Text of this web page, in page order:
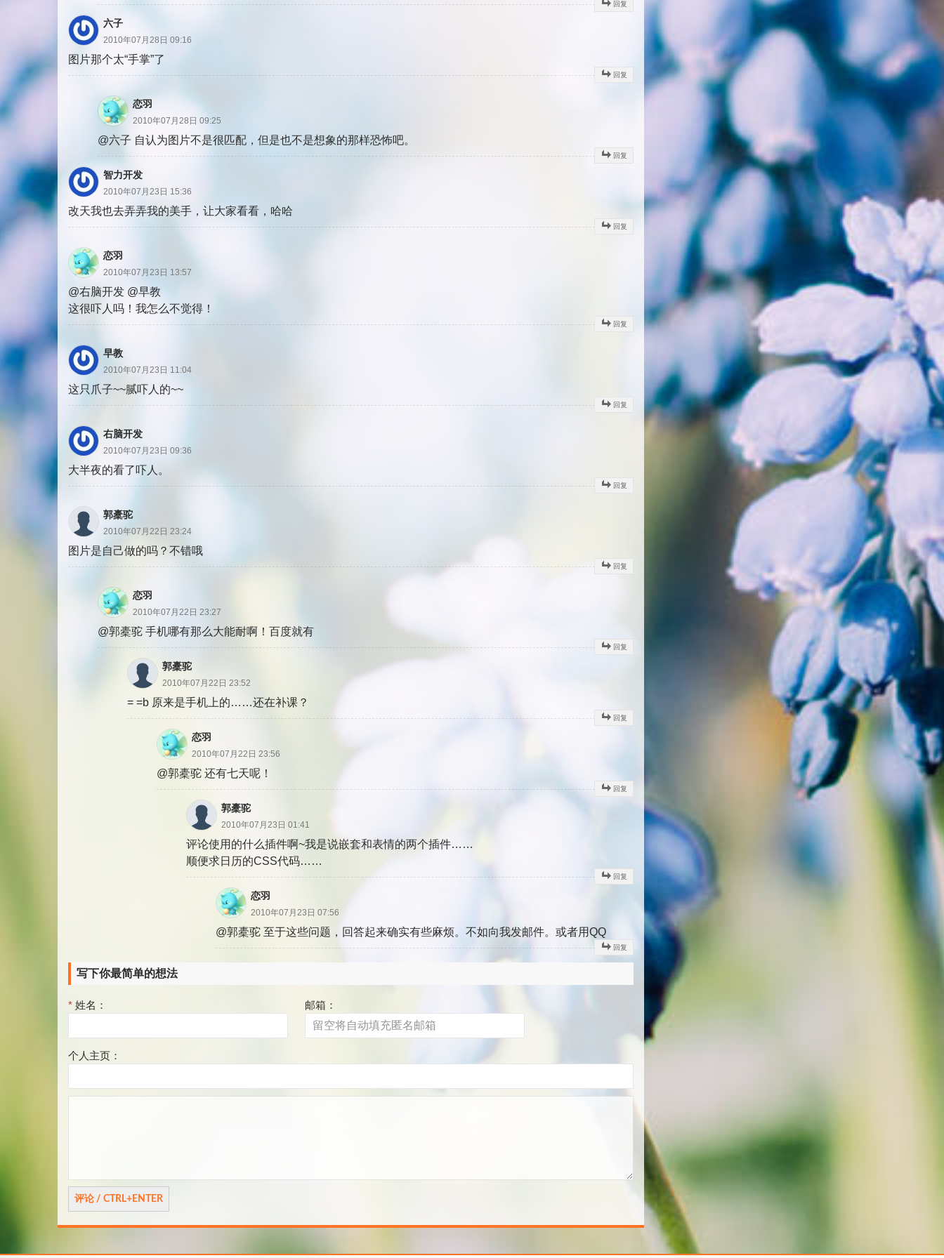
回复
六子
2010年07月28日 09:16
图片那个太“手掌”了
回复
恋羽
2010年07月28日 09:25
@六子 自认为图片不是很匹配，但是也不是想象的那样恐怖吧。
回复
智力开发
2010年07月23日 15:36
改天我也去弄弄我的美手，让大家看看，哈哈
回复
恋羽
2010年07月23日 13:57
@右脑开发 @早教
这很吓人吗！我怎么不觉得！
回复
早教
2010年07月23日 11:04
这只爪子~~腻吓人的~~
回复
右脑开发
2010年07月23日 09:36
大半夜的看了吓人。
回复
郭橐驼
2010年07月22日 23:24
图片是自己做的吗？不错哦
回复
恋羽
2010年07月22日 23:27
@郭橐驼 手机哪有那么大能耐啊！百度就有
回复
郭橐驼
2010年07月22日 23:52
= =b 原来是手机上的……还在补课？
回复
恋羽
2010年07月22日 23:56
@郭橐驼 还有七天呢！
回复
郭橐驼
2010年07月23日 01:41
评论使用的什么插件啊~我是说嵌套和表情的两个插件……
顺便求日历的CSS代码……
回复
恋羽
2010年07月23日 07:56
@郭橐驼 至于这些问题，回答起来确实有些麻烦。不如向我发邮件。或者用QQ
回复
写下你最简单的想法
* 姓名： 邮箱：
个人主页：